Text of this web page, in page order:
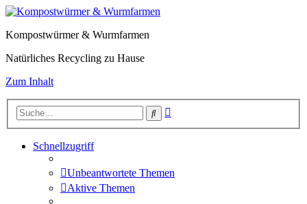
Kompostwürmer & Wurmfarmen
Natürliches Recycling zu Hause
Zum Inhalt
Suche
Schnellzugriff
Unbeantwortete Themen
Aktive Themen